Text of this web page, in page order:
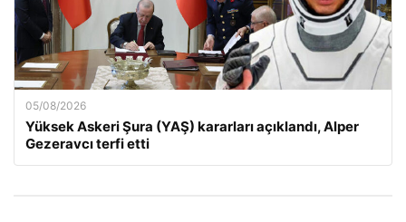
05/08/2026
Yüksek Askeri Şura (YAŞ) kararları açıklandı, Alper
Gezeravcı terfi etti